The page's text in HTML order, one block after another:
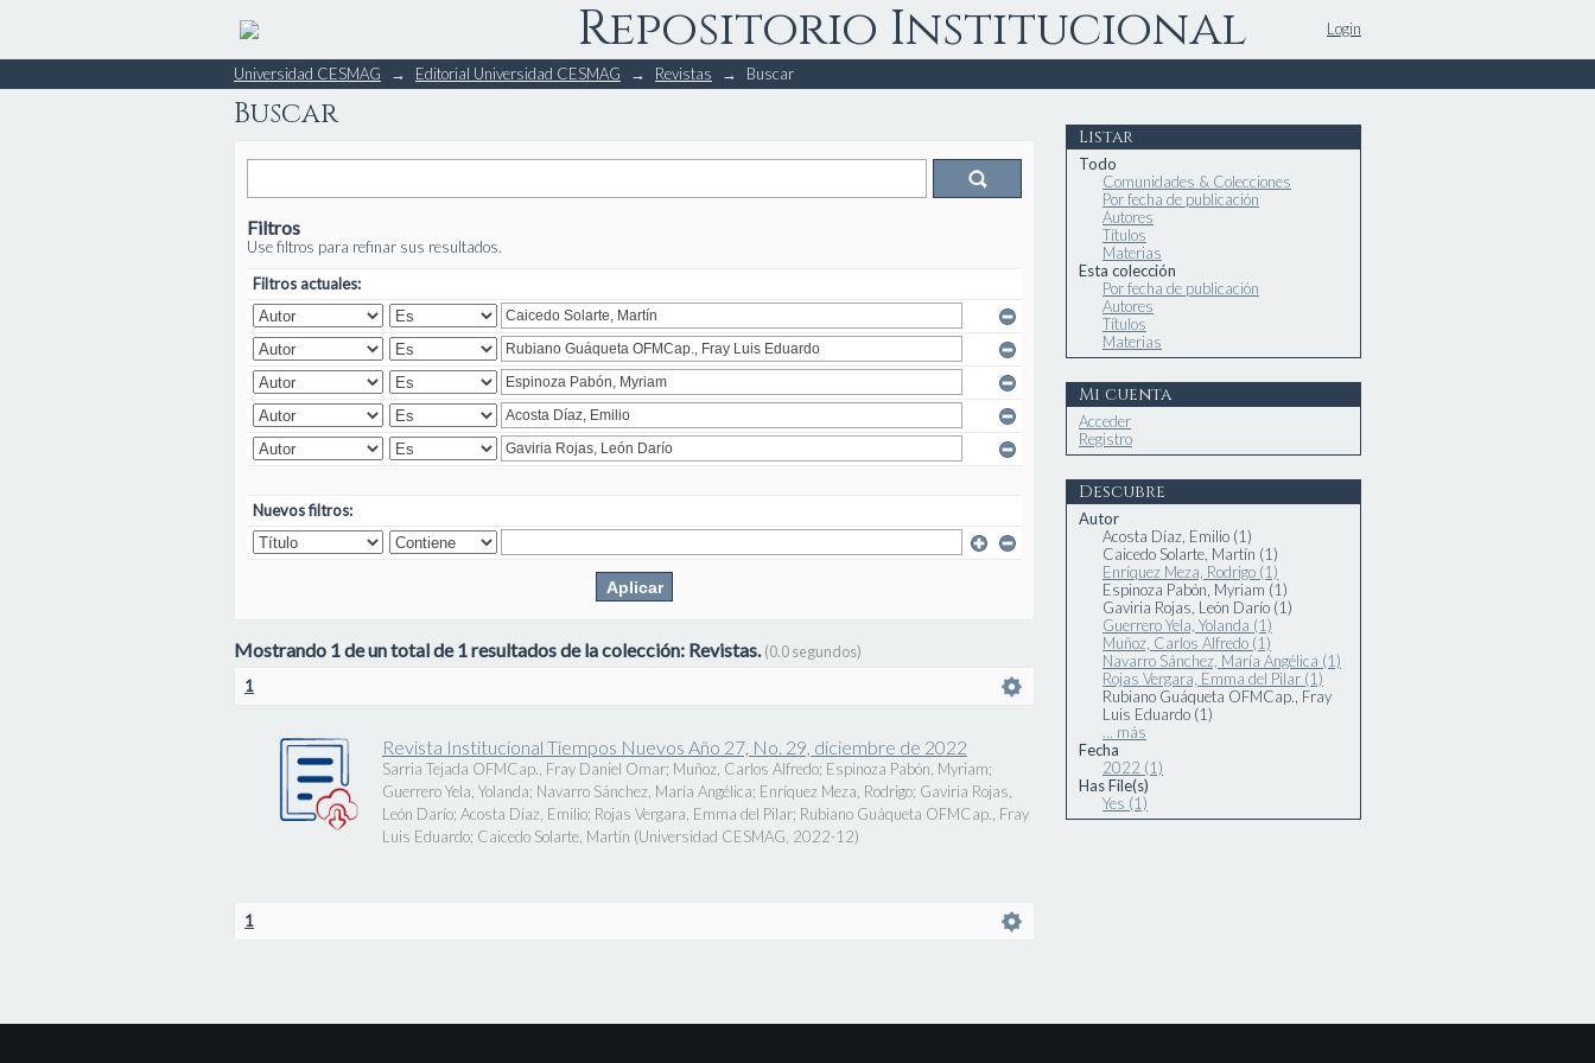
Repositorio Institucional
Buscar
Login
Universidad CESMAG → Editorial Universidad CESMAG → Revistas → Buscar
Buscar
Filtros
Use filtros para refinar sus resultados.
Filtros actuales:
Nuevos filtros:
Mostrando 1 de un total de 1 resultados de la colección: Revistas.(0.0 segundos)
1
Revista Institucional Tiempos Nuevos Año 27, No. 29, diciembre de 2022
Sarria Tejada OFMCap., Fray Daniel Omar; Muñoz, Carlos Alfredo; Espinoza Pabón, Myriam;
Guerrero Yela, Yolanda; Navarro Sánchez, María Angélica; Enríquez Meza, Rodrigo; Gaviria Rojas,
León Darío; Acosta Díaz, Emilio; Rojas Vergara, Emma del Pilar; Rubiano Guáqueta OFMCap., Fray
Luis Eduardo; Caicedo Solarte, Martín (Universidad CESMAG 2022-12)
1
Listar
Todo
Comunidades & Colecciones
Por fecha de publicación
Autores
Títulos
Materias
Esta colección
Por fecha de publicación
Autores
Títulos
Materias
Mi cuenta
Acceder
Registro
Descubre
Autor
Acosta Díaz, Emilio (1)
Caicedo Solarte, Martín (1)
Enríquez Meza, Rodrigo (1)
Espinoza Pabón, Myriam (1)
Gaviria Rojas, León Darío (1)
Guerrero Yela, Yolanda (1)
Muñoz, Carlos Alfredo (1)
Navarro Sánchez, María Angélica (1)
Rojas Vergara, Emma del Pilar (1)
Rubiano Guáqueta OFMCap., Fray
Luis Eduardo (1)
... más
Fecha
2022 (1)
Has File(s)
Yes (1)